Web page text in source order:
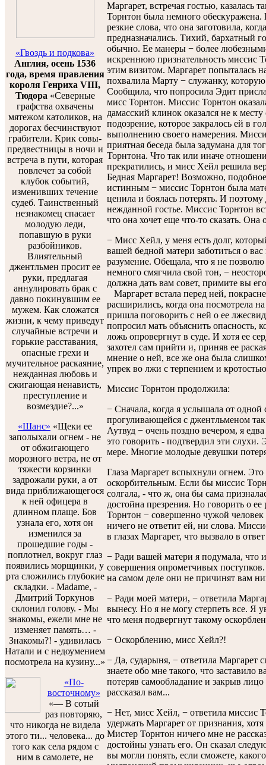
«Гвоздь и подкова»
Англия, осень 1536
года, время правления
короля Генриха VIII,
Тюдора «Северные
графства охвачены
мятежом католиков, на
дорогах бесчинствуют
грабители. Крик совы-
предвестницы в ночи и
встреча в пути, которая
повлечет за собой
клубок событий,
изменивших течение
судеб. Таинственный
незнакомец спасает
молодую леди,
попавшую в руки
разбойников.
Влиятельный
джентльмен просит ее
руки, предлагая
аннулировать брак с
давно покинувшим ее
мужем. Как сложатся
жизни, к чему приведут
случайные встречи и
горькие расставания,
опасные грехи и
мучительное раскаяние,
нежданная любовь и
сжигающая ненависть,
преступление и
возмездие?...»
«Шанс» «Щеки ее
заполыхали огнем - не
от обжигающего
морозного ветра, не от
тяжести корзинки
задрожали руки, а от
вида приближающегося
к ней офицера в
длинном плаще. Бов
узнала его, хотя он
изменился за
прошедшие годы -
поплотнел, вокруг глаз
появились морщинки, у
рта сложились глубокие
складки. - Мadame, -
Дмитрий Торкунов
склонил голову. - Мы
знакомы, ежели мне не
изменяет память… -
Знакомы?! - удивилась
Натали и с недоумением
посмотрела на кузину...»
«По-
восточному»
«— В сотый
раз повторяю,
что никогда не видела
этого ти... человека... до
того как села рядом с
ним в самолете, не
Маргарет, встречая гостью, казалась
Торнтон была немного обескуражена.
резкие слова, что она заготовила,
предназначались. Тихий, бархатный
обычно. Ее манеры − более
искреннюю признательность миссис
этим визитом. Маргарет попыталась
похвалила Марту − служанку,
Сообщила, что попросила Эдит
мисс Торнтон. Миссис Торнтон
дамасский клинок оказался не к
подозрение, которое закралось ей в
выполнению своего намерения.
приятная беседа была задумана для
Торнтона. Что так или иначе
прекратились, и мисс Хейл решила
Бедная Маргарет! Возможно,
истинным − миссис Торнтон была
ценила и боялась потерять. И
нежданной гостье. Миссис Торнтон
что она хочет еще что-то сказать. Она
− Мисс Хейл, у меня есть долг,
вашей бедной матери заботиться о
разумение. Обещала, что я не
немного смягчила свой тон, −
должна дать вам совет, примите вы
Маргарет встала перед ней,
расширились, когда она посмотрела
пришла поговорить с ней о ее
попросил мать объяснить опасность,
ложь опровергнут в суде. И хотя ее
захотел сам прийти и, приняв ее
мнение о ней, все же она была
упрек во лжи с терпением и
Миссис Торнтон продолжила:
− Сначала, когда я услышала от
прогуливающейся с джентльменом
Аутвуд − очень поздно вечером, я
это говорить - подтвердил эти
мере. Многие молодые девушки
Глаза Маргарет вспыхнули огнем.
оскорбительным. Если бы миссис
солгала, - что ж, она бы сама
достойна презрения. Но говорить о
Торнтон − совершенно чужой
ничего не ответит ей, ни слова.
в глазах Маргарет, что вызвало в
− Ради вашей матери я подумала, что
совершения опрометчивых
на самом деле они не причинят вам
− Ради моей матери, − ответила
вынесу. Но я не могу стерпеть все. Я
что меня подвергнут такому
− Оскорблению, мисс Хейл?!
− Да, сударыня, − ответила Маргарет
знаете обо мне такого, что заставило
потеряв самообладание и закрыв
рассказал вам...
− Нет, мисс Хейл, − ответила миссис
удержать Маргарет от признания,
Мистер Торнтон ничего мне не
достойны узнать его. Он сказал
вы могли понять, если сможете,